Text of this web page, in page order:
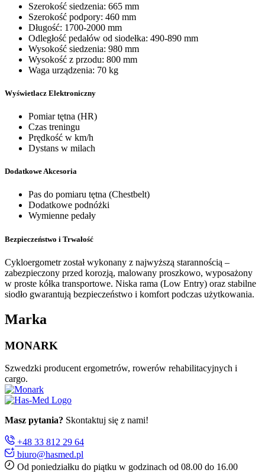
Szerokość siedzenia: 665 mm
Szerokość podpory: 460 mm
Długość: 1700-2000 mm
Odległość pedałów od siodełka: 490-890 mm
Wysokość siedzenia: 980 mm
Wysokość z przodu: 800 mm
Waga urządzenia: 70 kg
Wyświetlacz Elektroniczny
Pomiar tętna (HR)
Czas treningu
Prędkość w km/h
Dystans w milach
Dodatkowe Akcesoria
Pas do pomiaru tętna (Chestbelt)
Dodatkowe podnóżki
Wymienne pedały
Bezpieczeństwo i Trwałość
Cykloergometr został wykonany z najwyższą starannością –
zabezpieczony przed korozją, malowany proszkowo, wyposażony
w proste kółka transportowe. Niska rama (Low Entry) oraz stabilne
siodło gwarantują bezpieczeństwo i komfort podczas użytkowania.
Marka
MONARK
Szwedzki producent ergometrów, rowerów rehabilitacyjnych i
cargo.
Masz pytania? Skontaktuj się z nami!
+48 33 812 29 64
biuro@hasmed.pl
Od poniedziałku do piątku w godzinach od 08.00 do 16.00